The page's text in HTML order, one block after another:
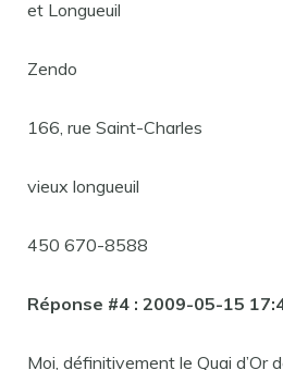
et Longueuil
Zendo
166, rue Saint-Charles
vieux longueuil
450 670-8588
Réponse #4 : 2009-05-15
Moi, définitivement le Quai d’Or